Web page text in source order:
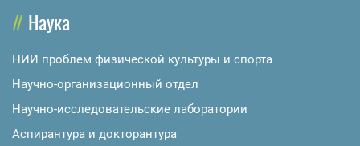
Наука
НИИ проблем физической культуры и спорта
Научно-организационный отдел
Научно-исследовательские лаборатории
Аспирантура и докторантура